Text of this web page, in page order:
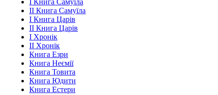
І Книга Самуїла
ІІ Книга Самуїла
І Книга Царів
ІІ Книга Царів
І Хронік
ІІ Хронік
Книга Езри
Книга Неємії
Книга Товита
Книга Юдити
Книга Естери